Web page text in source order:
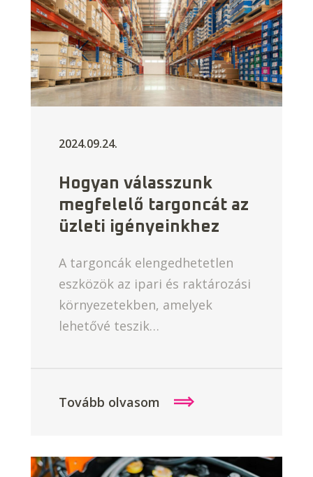
2024.09.24.
Hogyan válasszunk
megfelelő targoncát az
üzleti igényeinkhez
A targoncák elengedhetetlen
eszközök az ipari és raktározási
környezetekben, amelyek
lehetővé teszik…
Tovább olvasom